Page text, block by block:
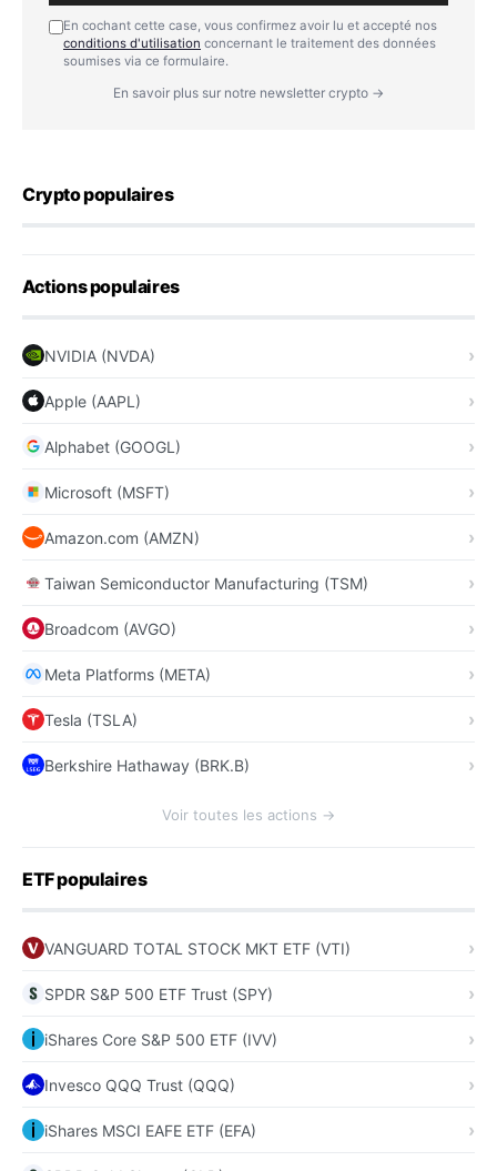
En cochant cette case, vous confirmez avoir lu et accepté nos
conditions d'utilisation concernant le traitement des données
soumises via ce formulaire.
En savoir plus sur notre newsletter crypto →
Crypto populaires
Actions populaires
NVIDIA (NVDA)
Apple (AAPL)
Alphabet (GOOGL)
Microsoft (MSFT)
Amazon.com (AMZN)
Taiwan Semiconductor Manufacturing (TSM)
Broadcom (AVGO)
Meta Platforms (META)
Tesla (TSLA)
Berkshire Hathaway (BRK.B)
Voir toutes les actions →
ETF populaires
VANGUARD TOTAL STOCK MKT ETF (VTI)
SPDR S&P 500 ETF Trust (SPY)
iShares Core S&P 500 ETF (IVV)
Invesco QQQ Trust (QQQ)
iShares MSCI EAFE ETF (EFA)